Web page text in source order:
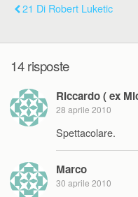
21 Di Robert Luketic
14 risposte
Riccardo ( ex
28 aprile 2010
Spettacolare.
Marco
30 aprile 2010